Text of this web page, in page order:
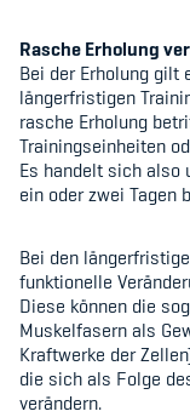
Sponsoren
Netzwerk
Rasche Erholung
Bei der Erholung gilt
längerfristigen
rasche Erholung
Trainingseinheiten
Es handelt sich also
ein oder zwei Tagen
Bei den
funktionelle
Diese können die
Muskelfasern als
Kraftwerke der
die sich als Folge
verändern.